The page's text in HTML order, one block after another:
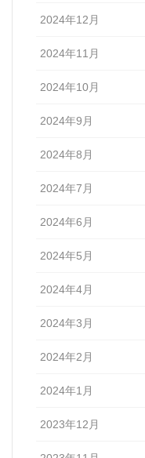
2024年12月
2024年11月
2024年10月
2024年9月
2024年8月
2024年7月
2024年6月
2024年5月
2024年4月
2024年3月
2024年2月
2024年1月
2023年12月